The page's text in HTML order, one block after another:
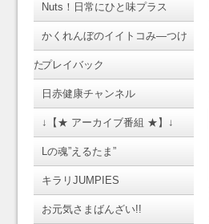
Nuts！日常にひと味プラス
かくれんぼのイイトコみ―つけ
たプレイバック
日赤健康チャンネル
↓【★ アーカイブ番組 ★】↓
Lの魂”えるたま”
キラリJUMPIES
お元気さまばんざい!!